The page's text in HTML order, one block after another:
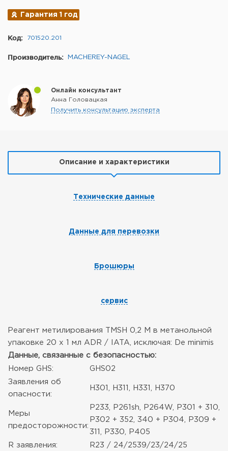
Гарантия 1 год
Код: 701520.201
Производитель: MACHEREY-NAGEL
Онлайн консультант
Анна Головацкая
Получить консультацию эксперта
Описание и характеристики
Технические данные
Данные для перевозки
Брошюры
сервис
Реагент метилирования TMSH 0,2 М в метанольной
упаковке 20 х 1 мл ADR / IATA, исключая: De minimis
Данные, связанные с безопасностью:
Номер GHS:
GHS02
Заявления об
опасности:
H301, H311, H331, H370
Меры
предосторожности:
Р233, P261sh, P264W, Р301 + 310,
Р302 + 352, 340 + Р304, P309 +
311, Р330, Р405
R заявления:
R23 / 24/2539/23/24/25